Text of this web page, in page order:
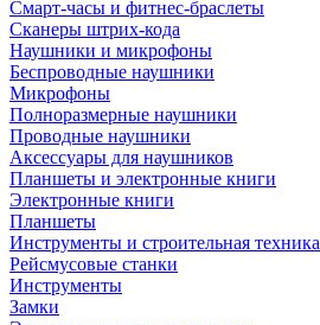
Смарт-часы и фитнес-браслеты
Сканеры штрих-кода
Наушники и микрофоны
Беспроводные наушники
Микрофоны
Полноразмерные наушники
Проводные наушники
Аксессуары для наушников
Планшеты и электронные книги
Электронные книги
Планшеты
Инструменты и строительная техника
Рейсмусовые станки
Инструменты
Замки